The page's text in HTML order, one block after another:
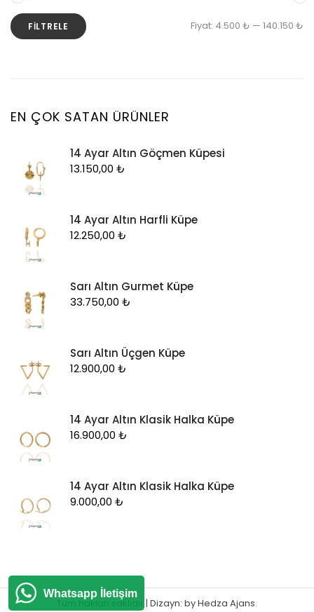
Küpe
Zincir
FILTRELE Fiyat: 4.500 ₺ — 140.150 ₺
EN ÇOK SATAN ÜRÜNLER
14 Ayar Altın Göçmen Küpesi
13.150,00 ₺
14 Ayar Altın Harfli Küpe
12.250,00 ₺
Sarı Altın Gurmet Küpe
33.750,00 ₺
Sarı Altın Üçgen Küpe
12.900,00 ₺
14 Ayar Altın Klasik Halka Küpe
16.900,00 ₺
14 Ayar Altın Klasik Halka Küpe
9.000,00 ₺
Tüm hakları saklıdır | Dizayn: byHedza Ajans.
Whatsapp İletişim